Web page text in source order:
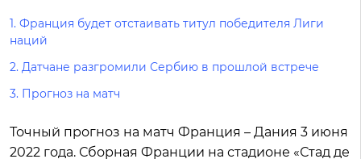
1. Франция будет отстаивать титул победителя Лиги
наций
2. Датчане разгромили Сербию в прошлой встрече
3. Прогноз на матч
Точный прогноз на матч Франция – Дания 3 июня
2022 года. Сборная Франции на стадионе «Стад де